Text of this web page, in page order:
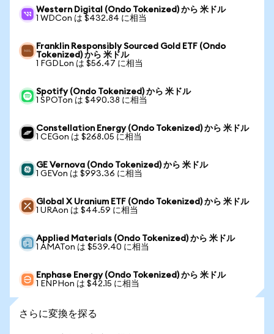
Western Digital (Ondo Tokenized) から 米ドル
1 WDCon は $432.84 に相当
Franklin Responsibly Sourced Gold ETF (Ondo
Tokenized) から 米ドル
1 FGDLon は $56.47 に相当
Spotify (Ondo Tokenized) から 米ドル
1 SPOTon は $490.38 に相当
Constellation Energy (Ondo Tokenized) から 米ドル
1 CEGon は $268.05 に相当
GE Vernova (Ondo Tokenized) から 米ドル
1 GEVon は $993.36 に相当
Global X Uranium ETF (Ondo Tokenized) から 米ドル
1 URAon は $44.59 に相当
Applied Materials (Ondo Tokenized) から 米ドル
1 AMATon は $539.40 に相当
Enphase Energy (Ondo Tokenized) から 米ドル
1 ENPHon は $42.15 に相当
さらに変換を探る